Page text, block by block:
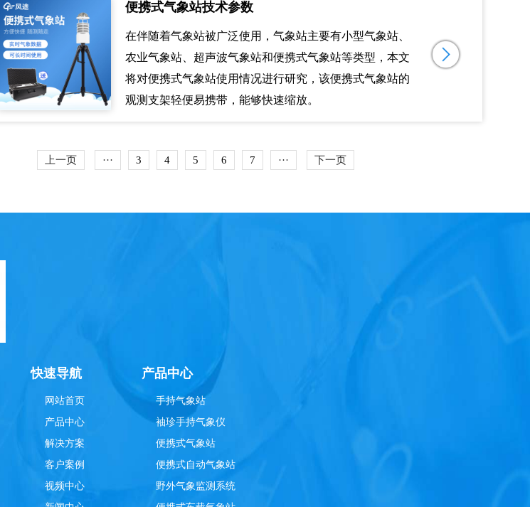
便携式气象站技术参数
在伴随着气象站被广泛使用，气象站主要有小型气象站、
农业气象站、超声波气象站和便携式气象站等类型，本文
将对便携式气象站使用情况进行研究，该便携式气象站的
观测支架轻便易携带，能够快速缩放。
上一页 ··· 3 4 5 6 7 ··· 下一页
快速导航
网站首页
产品中心
解决方案
客户案例
视频中心
产品中心
手持气象站
袖珍手持气象仪
便携式气象站
便携式自动气象站
野外气象监测系统